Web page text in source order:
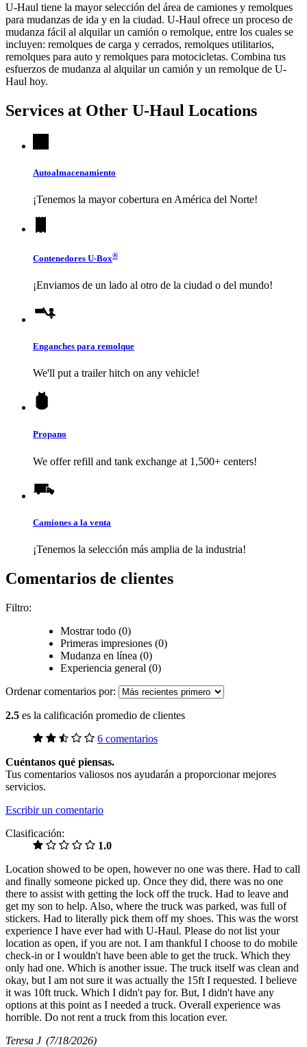
U-Haul tiene la mayor selección del área de camiones y remolques
para mudanzas de ida y en la ciudad. U-Haul ofrece un proceso de
mudanza fácil al alquilar un camión o remolque, entre los cuales se
incluyen: remolques de carga y cerrados, remolques utilitarios,
remolques para auto y remolques para motocicletas. Combina tus
esfuerzos de mudanza al alquilar un camión y un remolque de U-
Haul hoy.
Services at Other U-Haul Locations
Autoalmacenamiento
¡Tenemos la mayor cobertura en América del Norte!
Contenedores U-Box®
¡Enviamos de un lado al otro de la ciudad o del mundo!
Enganches para remolque
We'll put a trailer hitch on any vehicle!
Propano
We offer refill and tank exchange at 1,500+ centers!
Camiones a la venta
¡Tenemos la selección más amplia de la industria!
Comentarios de clientes
Filtro:
Mostrar todo (0)
Primeras impresiones (0)
Mudanza en línea (0)
Experiencia general (0)
Ordenar comentarios por:
2.5 es la calificación promedio de clientes
6 comentarios
Cuéntanos qué piensas.
Tus comentarios valiosos nos ayudarán a proporcionar mejores
servicios.
Escribir un comentario
Clasificación:
1.0
Location showed to be open, however no one was there. Had to call
and finally someone picked up. Once they did, there was no one
there to assist with getting the lock off the truck. Had to leave and
get my son to help. Also, where the truck was parked, was full of
stickers. Had to literally pick them off my shoes. This was the worst
experience I have ever had with U-Haul. Please do not list your
location as open, if you are not. I am thankful I choose to do mobile
check-in or I wouldn't have been able to get the truck. Which they
only had one. Which is another issue. The truck itself was clean and
okay, but I am not sure it was actually the 15ft I requested. I believe
it was 10ft truck. Which I didn't pay for. But, I didn't have any
options at this point as I needed a truck. Overall experience was
horrible. Do not rent a truck from this location ever.
Teresa J (7/18/2026)